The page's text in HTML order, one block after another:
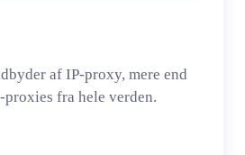
af IP-proxy, mere end
fra hele verden.